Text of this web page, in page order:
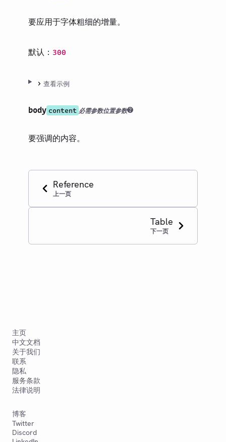
第三方包
更新日志
术语表
要应用于字体粗细的增量。
默认： 300
查看示例
body content 必需参数位置参数
要强调的内容。
Reference
上一页
Table
下一页
主页
中文文档
关于我们
联系
隐私
服务条款
法律说明
博客
Twitter
Discord